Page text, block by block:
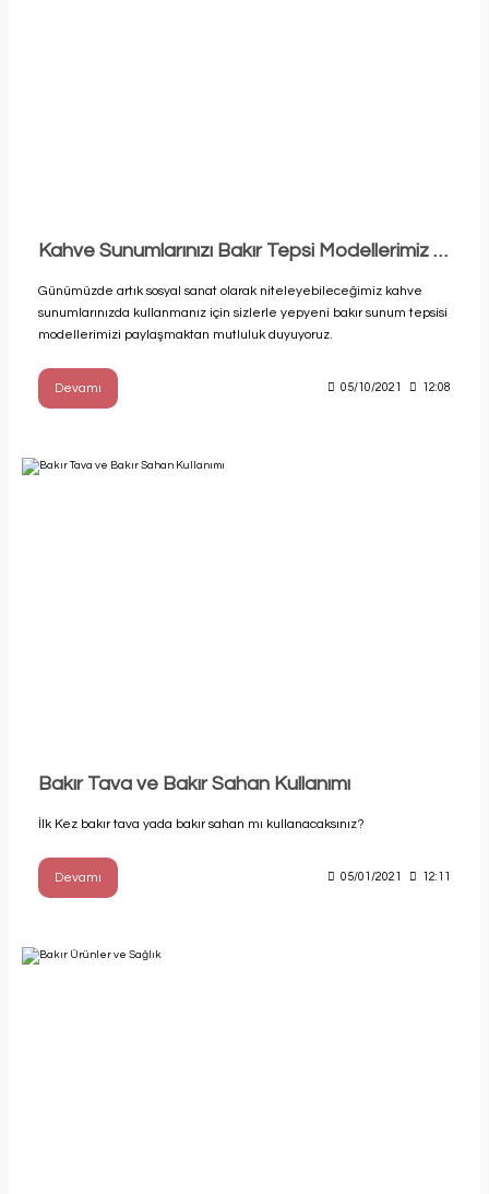
Kahve Sunumlarınızı Bakır Tepsi Modellerimiz İle Hazırlayın
Günümüzde artık sosyal sanat olarak niteleyebileceğimiz kahve
sunumlarınızda kullanmanız için sizlerle yepyeni bakır sunum tepsisi
modellerimizi paylaşmaktan mutluluk duyuyoruz.
Devamı 05/10/2021 12:08
Bakır Tava ve Bakır Sahan Kullanımı
İlk Kez bakır tava yada bakır sahan mı kullanacaksınız?
Devamı 05/01/2021 12:11